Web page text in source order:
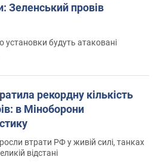
Зеленський провів
будуть атаковані
рекордну кількість
в Міноборони
втрати РФ у живій силі, танках
відстані